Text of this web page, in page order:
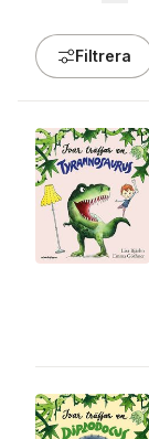
Filtrera